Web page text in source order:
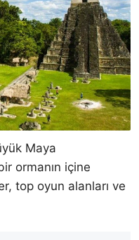
Maya
ormanın içine
top oyun alanları ve